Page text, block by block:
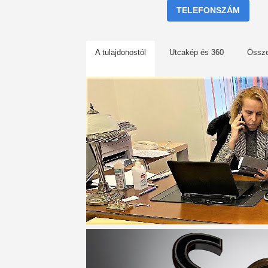
TELEFONSZÁM
A tulajdonostól Utcakép és 360